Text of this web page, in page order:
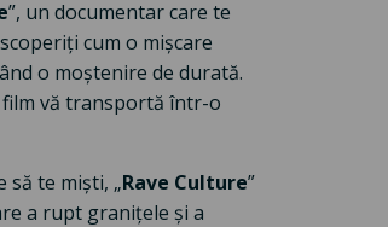
”, un documentar care te
cum o mișcare
o moștenire de durată.
film vă transportă într-o
să te miști, „Rave Culture”
a rupt granițele și a